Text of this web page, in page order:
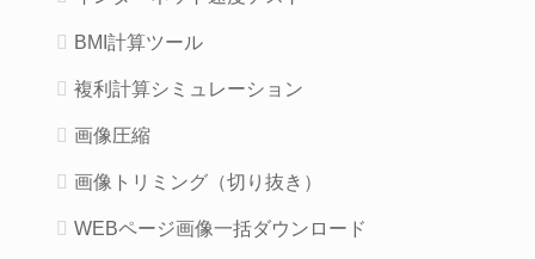
BMI計算ツール
複利計算シミュレーション
画像圧縮
画像トリミング（切り抜き）
WEBページ画像一括ダウンロード